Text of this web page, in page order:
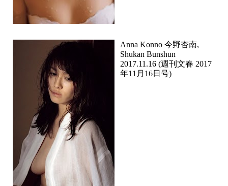
Anna Konno 今野杏南,
Shukan Bunshun
2017.11.16 (週刊文春 2017
年11月16日号)